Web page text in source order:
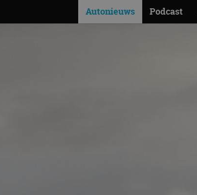
Autonieuws Podcast